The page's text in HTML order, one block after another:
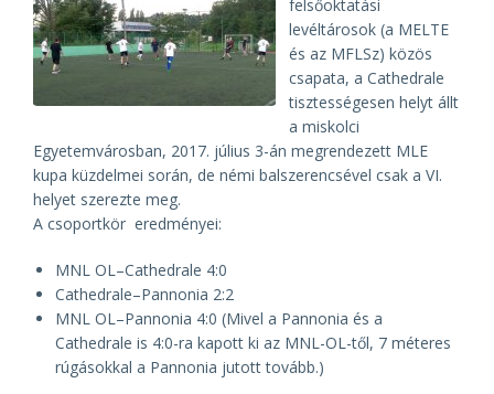
felsőoktatási
levéltárosok (a MELTE
és az MFLSz) közös
csapata, a Cathedrale
tisztességesen helyt állt
a miskolci
Egyetemvárosban, 2017. július 3-án megrendezett MLE
kupa küzdelmei során, de némi balszerencsével csak a VI.
helyet szerezte meg.
A csoportkör eredményei:
MNL OL–Cathedrale 4:0
Cathedrale–Pannonia 2:2
MNL OL–Pannonia 4:0 (Mivel a Pannonia és a
Cathedrale is 4:0-ra kapott ki az MNL-OL-től, 7 méteres
rúgásokkal a Pannonia jutott tovább.)